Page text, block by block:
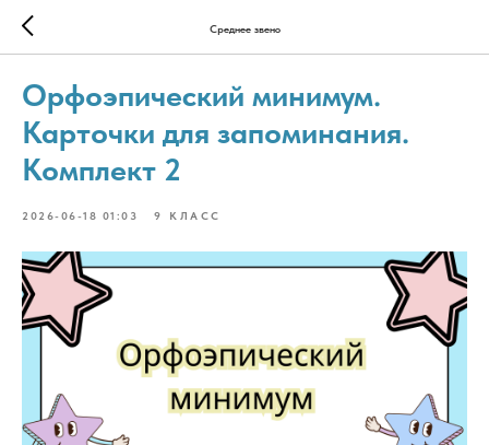
Среднее звено
Орфоэпический минимум.
Карточки для запоминания.
Комплект 2
2026-06-18 01:03 9 КЛАСС